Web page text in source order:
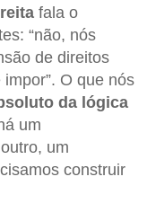
fala o
“não, nós
de direitos
O que nós
da lógica
um
um
construir